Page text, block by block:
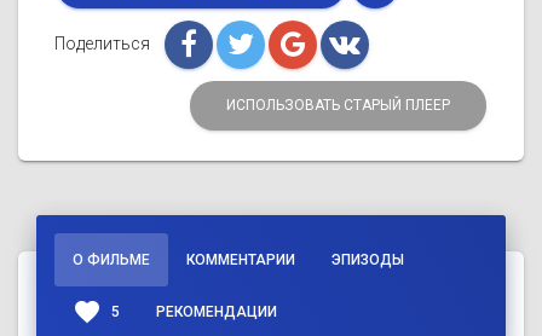
Поделиться
ИСПОЛЬЗОВАТЬ СТАРЫЙ ПЛЕЕР
О ФИЛЬМЕ КОММЕНТАРИИ ЭПИЗОДЫ
favorite 5 РЕКОМЕНДАЦИИ